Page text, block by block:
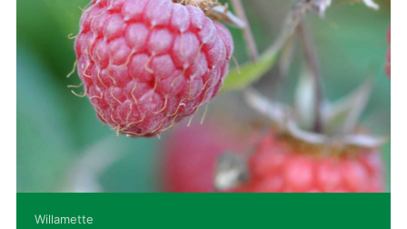
Willamette